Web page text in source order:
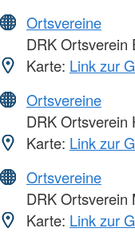
Ortsvereine
DRK Ortsverein
Karte: Link zur
Ortsvereine
DRK Ortsverein
Karte: Link zur
Ortsvereine
DRK Ortsverein
Karte: Link zur